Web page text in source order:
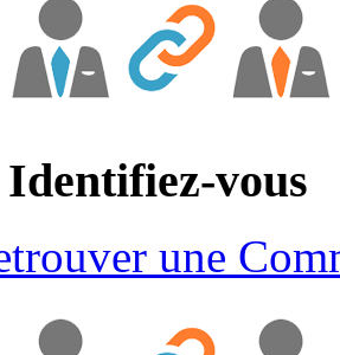
Identifiez-vous
une